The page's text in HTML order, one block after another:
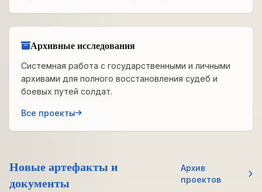
Архивные исследования
Системная работа с государственными и личными
архивами для полного восстановления судеб и
боевых путей солдат.
Все проекты
Новые артефакты и
документы
Архив
проектов